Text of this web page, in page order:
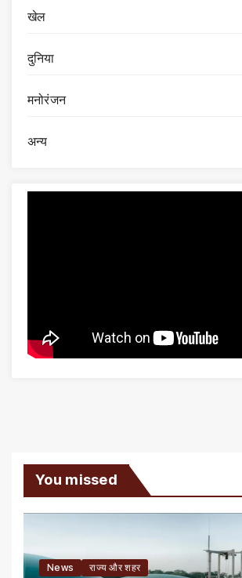
खेल
दुनिया
मनोरंजन
अन्य
You missed
News राज्य और शहर